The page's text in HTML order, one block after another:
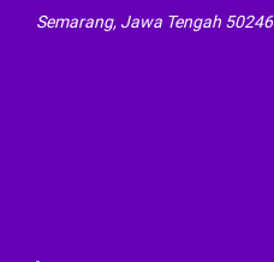
Semarang, Jawa Tengah 50246